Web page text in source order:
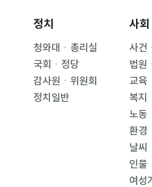
정치
청와대ㆍ총리실
국회ㆍ정당
감사원ㆍ위원회
정치일반
사회
사건
법원
교육
복지
노동
환경
날씨
인물
여성